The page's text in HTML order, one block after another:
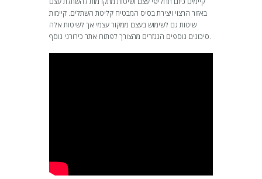
באזור הרצוי ויצירת בסיס המבטיח קליטת השתלים. קיימות
שיטות גם לשימוש בעצם ממקור עצמי אך לשיטות אלה
סיכונים נוספים הנגזרים מהצורך לפתוח אתר כירורגי נוסף.